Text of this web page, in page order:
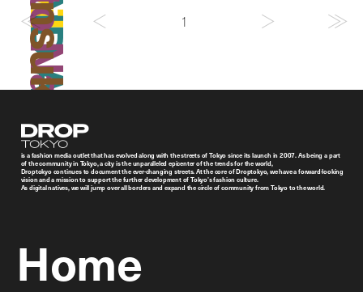
Shunsuke Okabe 1
Droptokyo
is a fashion media outlet that has evolved along with the streets of Tokyo since its launch in 2007. As being a part
of the community in Tokyo, a city is the unparalleled epicenter of the trends for the world,
Droptokyo continues to document the ever-changing streets. At the core of Droptokyo, we have a forward-looking
vision and a mission to support the further development of Tokyo’s fashion culture.
As digital natives, we will jump over all borders and expand the circle of community from Tokyo to the world.
Home